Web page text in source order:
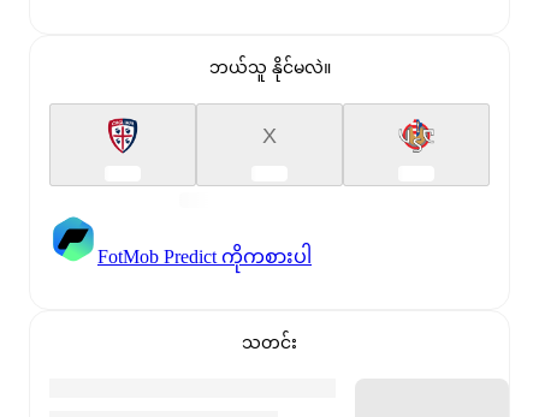
ဘယ်သူ နိုင်မလဲ။
X
FotMob Predict ကိုကစားပါ
သတင်း